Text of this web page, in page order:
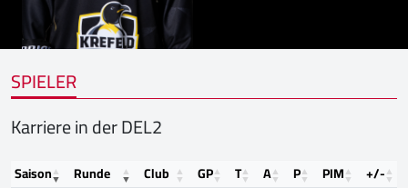
SPIELER
Karriere in der DEL2
Saison Runde Club GP T A P PIM +/-